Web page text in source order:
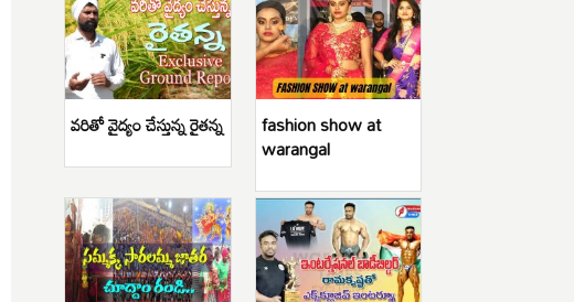
వరితో వైద్యం చేస్తున్న రైతన్న fashion show at
warangal